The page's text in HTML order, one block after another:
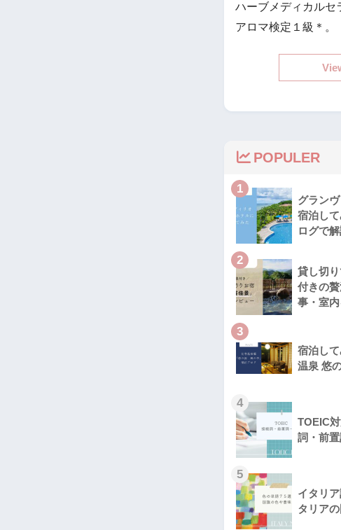
ハーブメディカルセ
アロマ検定１級＊。
POPULER
1
グラン
宿泊し
ログで
2
貸し切
付きの
事・室
3
宿泊し
温泉 悠
4
TOEIC
詞・前
5
イタリ
タリア